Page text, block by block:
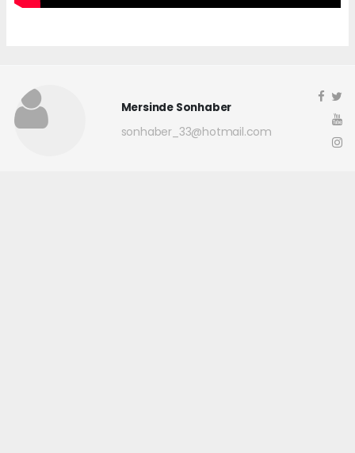
Mersinde Sonhaber
sonhaber_33@hotmail.com